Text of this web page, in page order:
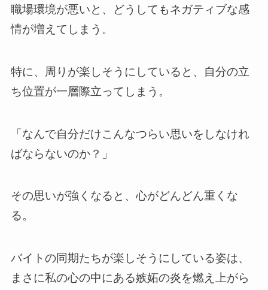
職場環境が悪いと、どうしてもネガティブな感
情が増えてしまう。
特に、周りが楽しそうにしていると、自分の立
ち位置が一層際立ってしまう。
「なんで自分だけこんなつらい思いをしなけれ
ばならないのか？」
その思いが強くなると、心がどんどん重くな
る。
バイトの同期たちが楽しそうにしている姿は、
まさに私の心の中にある嫉妬の炎を燃え上がら